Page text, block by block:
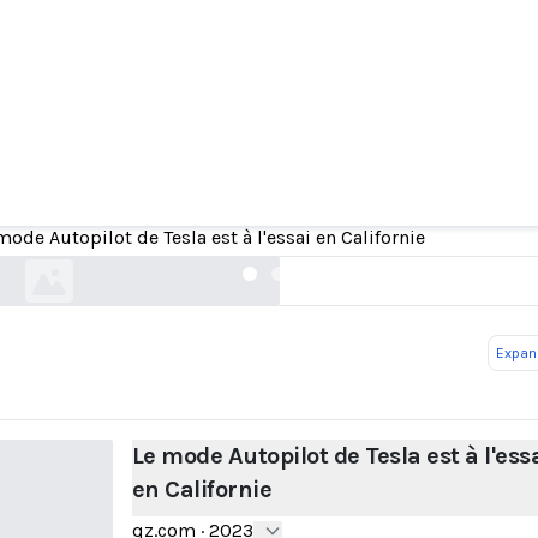
Autopilot de Tesla est à l'essai en Californie
qz.com
Le mode Autopilot de Tesla est à
en Californie
qz.com · 2023